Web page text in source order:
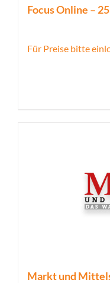
Focus Online –
Für Preise bitte
Markt und